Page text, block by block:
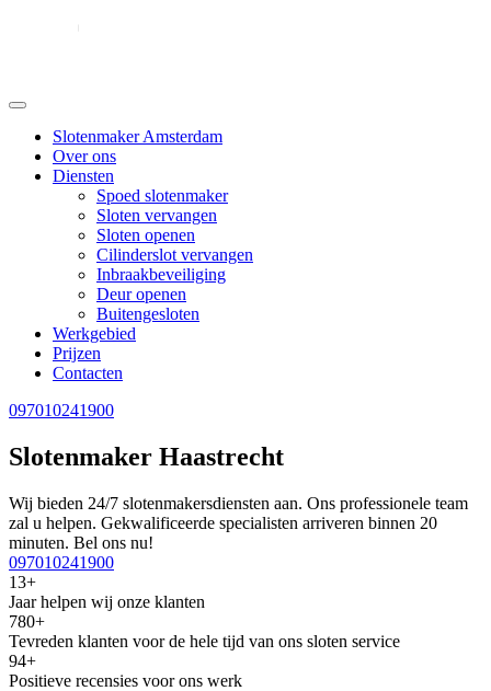
Slotenmaker Amsterdam
Over ons
Diensten
Spoed slotenmaker
Sloten vervangen
Sloten openen
Cilinderslot vervangen
Inbraakbeveiliging
Deur openen
Buitengesloten
Werkgebied
Prijzen
Contacten
097010241900
Slotenmaker Haastrecht
Wij bieden 24/7 slotenmakersdiensten aan. Ons professionele team
zal u helpen. Gekwalificeerde specialisten arriveren binnen 20
minuten. Bel ons nu!
097010241900
13+
Jaar helpen wij onze klanten
780+
Tevreden klanten voor de hele tijd van ons sloten service
94+
Positieve recensies voor ons werk